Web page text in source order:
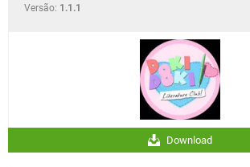
Versão: 1.1.1
Download